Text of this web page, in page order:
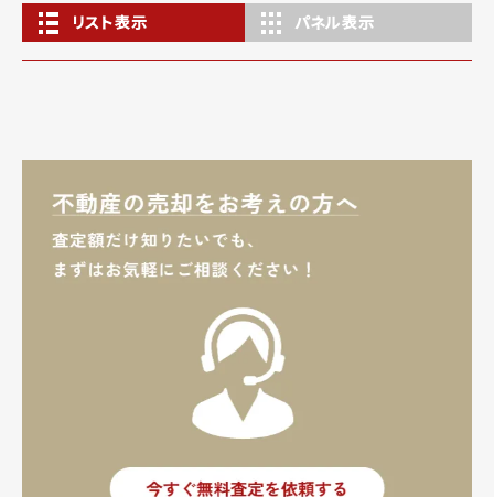
リスト表示 パネル表示